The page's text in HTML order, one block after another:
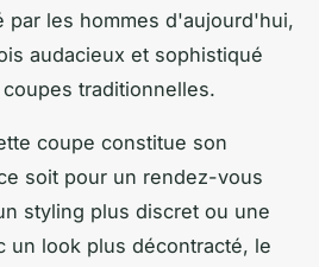
par les hommes d'aujourd'hui,
audacieux et sophistiqué
traditionnelles.
coupe constitue son
soit pour un rendez-vous
styling plus discret ou une
un look plus décontracté, le